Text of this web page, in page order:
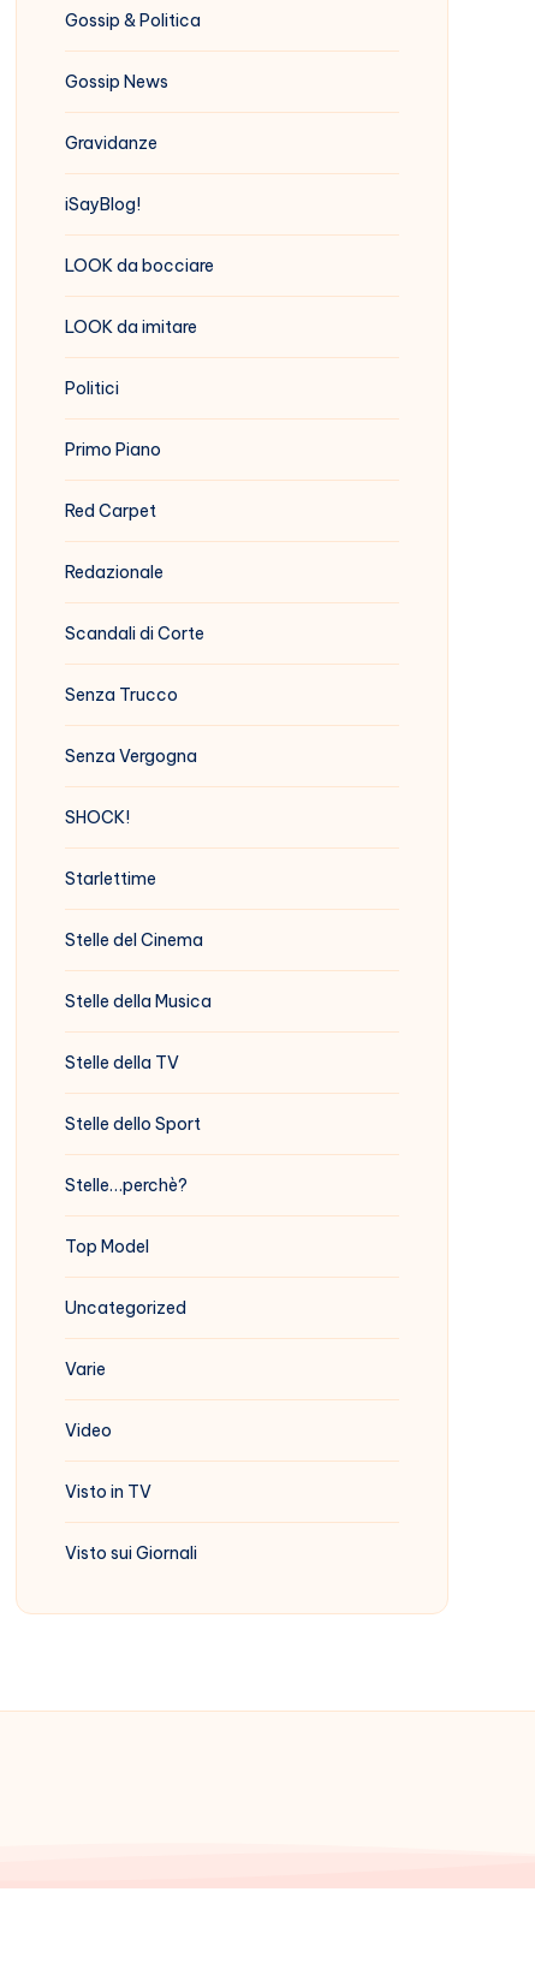
Gossip & Politica
Gossip News
Gravidanze
iSayBlog!
LOOK da bocciare
LOOK da imitare
Politici
Primo Piano
Red Carpet
Redazionale
Scandali di Corte
Senza Trucco
Senza Vergogna
SHOCK!
Starlettime
Stelle del Cinema
Stelle della Musica
Stelle della TV
Stelle dello Sport
Stelle…perchè?
Top Model
Uncategorized
Varie
Video
Visto in TV
Visto sui Giornali